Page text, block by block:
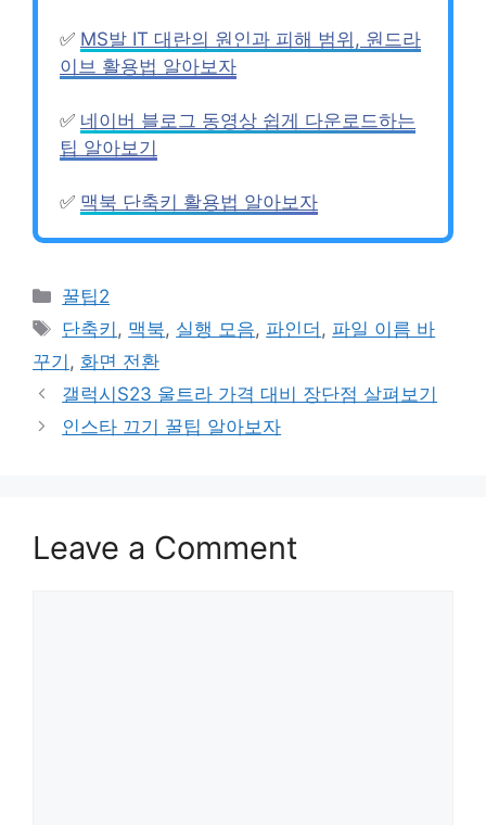
✅ MS발 IT 대란의 원인과 피해 범위, 원드라
이브 활용법 알아보자
✅ 네이버 블로그 동영상 쉽게 다운로드하는
팁 알아보기
✅ 맥북 단축키 활용법 알아보자
Categories
꿀팁2
Tags
단축키 , 맥북, 실행 모음, 파인더 , 파일 이름 바
꾸기 , 화면 전환
갤럭시S23 울트라 가격 대비 장단점 살펴보기
인스타 끄기 꿀팁 알아보자
Leave a Comment